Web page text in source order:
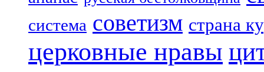
система советизм страна
церковные нравы